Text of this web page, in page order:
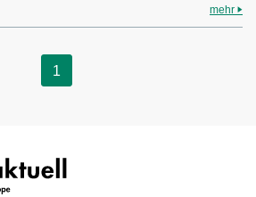
mehr
1